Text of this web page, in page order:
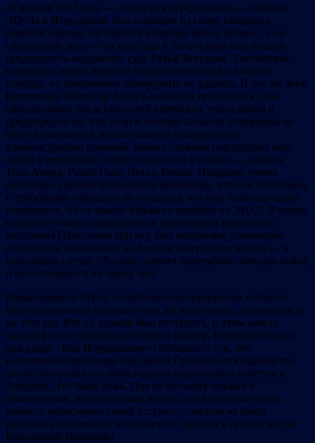
26 января 1947 года — за два дня перед казнью — людьми
ЭЦеЛа в Иерусалиме был похищен из своей квартиры
бывший офицер английской разведки майор Колинс, а на
следующий день — из зала суда в Тель-Авиве был уведен
председатель окружного суда Ральф Виндхам. Английская
полиция и армия провели тщательные обыски в обоих
городах, но заложников обнаружить не удалось. В тот же день
Верховный Комиссар Алан Канинграм пригласил к себе
официальных представителей еврейских учреждений и
предупредил их, что, если в течение 48 часов заложники не
будут возвращены, власти заменят гражданскую
администрацию военной, иными словами парализуют всю
жизнь в еврейской «черте оседлости» в стране — районы
Тель-Авива, Рамат-Гана, Петах-Тиквы. Напрасно члены
делегации уверяли Верховного Комиссара, что они бессильны
и требование обращено не по адресу, что они тоже осуждают
похищение, но не имеют никакого влияния на ЭЦеЛ. В конце
концов от имени официальных учреждений еврейского
населения Палестины Иргуну был отправлен ультиматум
освободить заложников до 6 часов вечера того же дня — в
противном случае «Хагана» начнет братоубийственную войну
и не остановится ни перед чем.
Командование ЭЦеЛ, политическим принципом которого
было непринятие ультиматумов, не испугалось, разумеется, и
на этот раз. Кто-то должен был отступить, и этим кем-то
оказался «сам» генерал-антисемит Баркер. Вечером того же
дня радио «Кол Иерушалаим» сообщило о том, что
исполнение приговора над Довом Грунером откладывается,
до рассмотрения его обжалования королевским советом в
Лондоне. Это была ложь, Дов не посылал никакого
обжалования, но английские власти должны были найти
какое-то объяснение своей уступке — нельзя же было
рисковать престижем: что скажут и сделают в других частях
Британской Империи?